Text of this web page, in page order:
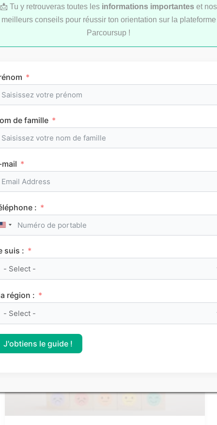
LYCÉE
L’emploi du temps en première (cours et
horaires)
📩 Tu y retrouveras toutes les informations importantes et nos
meilleurs conseils pour réussir ton orientation sur la plateforme
Parcoursup !
de famille
:
United States +1
suis :
région :
J'obtiens le guide !